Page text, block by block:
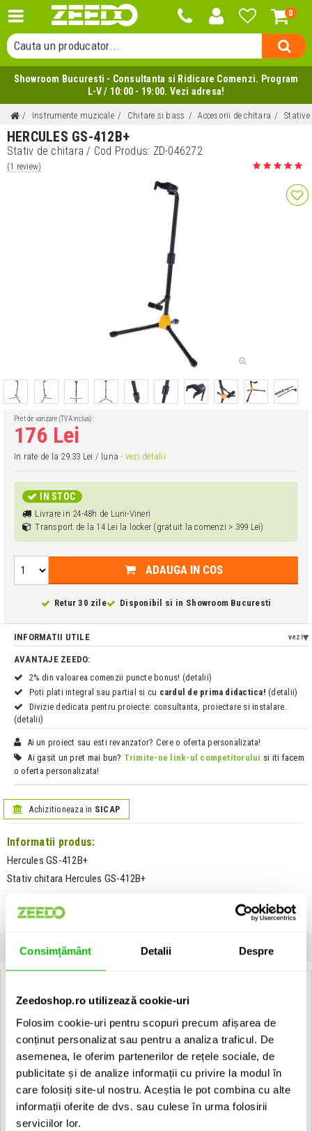
Consimțământ Detalii Despre
Zeedoshop.ro utilizează cookie-uri
Folosim cookie-uri pentru scopuri precum afișarea de
conținut personalizat sau pentru a analiza traficul. De
asemenea, le oferim partenerilor de rețele sociale, de
publicitate și de analize informații cu privire la modul în
care folosiți site-ul nostru. Aceștia le pot combina cu alte
informații oferite de dvs. sau culese în urma folosirii
serviciilor lor.
0
Cauta o categorie...
Cauta un producator...
Cauta un produs...
Showroom Bucuresti - Consultanta si Ridicare Comenzi. Program
L-V / 10:00 - 19:00. Vezi adresa!
Instrumente muzicale Chitare si bass Accesorii de chitara
HERCULES GS-412B+
Stativ de chitara/ Cod Produs: ZD-046272
(1 review)
Pret de vanzare (TVA inclus):
176 Lei
In rate de la 29.33 Lei / luna- vezi detalii
IN STOC
Livrare in 24-48h de Luni-Vineri
Transport de la 14 Lei la locker (gratuit la comenzi > 399 Lei)
ADAUGA IN COS
Retur 30 zile Disponibil si in Showroom Bucuresti
INFORMATII UTILE vezi
AVANTAJE ZEEDO:
2% din valoarea comenzii puncte bonus! (detalii)
Poti plati integral sau partial si cu cardul de prima didactica! (detalii)
Divizie dedicata pentru proiecte: consultanta, proiectare si instalare.
(detalii)
Ai un proiect sau esti revanzator? Cere o oferta personalizata!
Ai gasit un pret mai bun? Trimite-ne link-ul competitorului si iti facem
o oferta personalizata!
Achizitioneaza in SICAP
Informatii produs:
Hercules GS-412B+
Stativ chitara Hercules GS-412B+
Vezi descrierea completa
Unitate de vanzare: bucata
INFORMATII SPECIFICATII COMENTARII CLIENTI (
Dispune de mecanism de prindere automat
Captuseala din cauciuc
Potrivit pentru latimi de: 40 - 52 mm
Inaltime: 855 - 1.075 mm
Greutate maxima suportata: 15 kg
Dimensiune pliat: 740 x 110 x 170 mm
Greutate: 1,7 kg
Include adaptor "NINA" (pentru reglarea prinderii gatului
instrumentului) pentru latimi ale gatului de la 28 - 52 mm